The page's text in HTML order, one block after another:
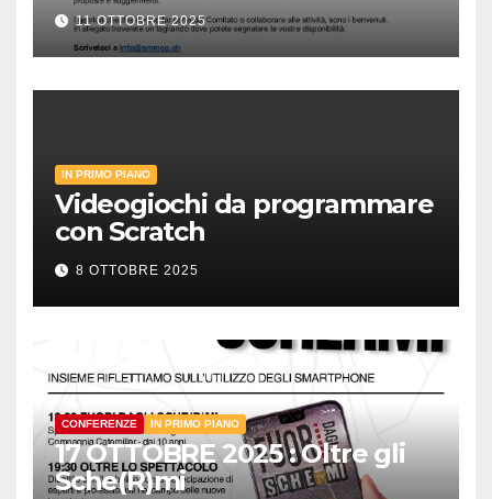
11 OTTOBRE 2025
IN PRIMO PIANO
Videogiochi da programmare
con Scratch
8 OTTOBRE 2025
CONFERENZE IN PRIMO PIANO
17 OTTOBRE 2025 : Oltre gli
Sche(R)mi